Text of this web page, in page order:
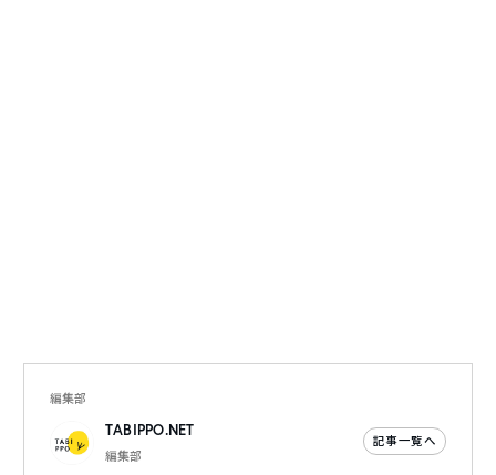
編集部
TABIPPO.NET
編集部
記事一覧へ